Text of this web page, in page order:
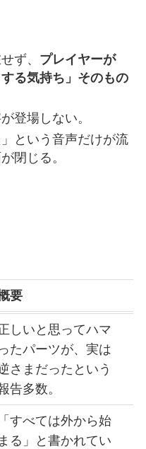
ず、 プレイヤーが
る気持ち」そのもの
登場しない。
という音声だけが流
閉じる。
要
しいと思ってハマ
たパーツが、実は
さまだったという
告多数。
「すべては外から始
まる」と書かれてい